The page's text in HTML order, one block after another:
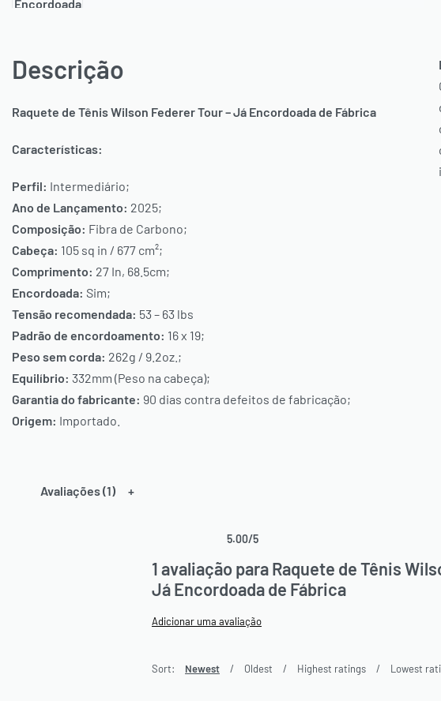
Descrição
Raquete de Tênis Wilson Federer Tour – Já Encordoada de Fábrica
Características:
Perfil: Intermediário;
Ano de Lançamento: 2025;
Composição: Fibra de Carbono;
Cabeça: 105 sq in / 677 cm²;
Comprimento: 27 In, 68.5cm;
Encordoada: Sim;
Tensão recomendada: 53 – 63 lbs
Padrão de encordoamento: 16 x 19;
Peso sem corda: 262g / 9.2oz.;
Equilíbrio: 332mm (Peso na cabeça);
Garantia do fabricante: 90 dias contra defeitos de fabricação;
Origem: Importado.
Avaliações (1)
5.00/5
1 avaliação paraRaquete de Tênis
Já Encordoada de Fábrica
Adicionar uma avaliação
Sort: Newest Oldest Highest ratings Lowest